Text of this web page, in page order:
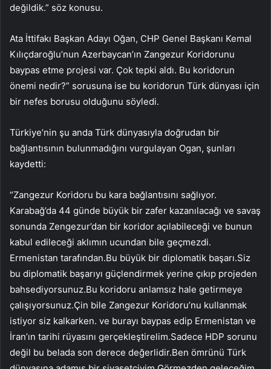
değildik.” söz konusu.
Ata İttifakı Başkan Adayı Oğan, CHP Genel Başkanı Kemal
Kılıçdaroğlu’nun Azerbaycan’ın Zangezur Koridorunu
baypas etme projesi var. Çok tepki aldı. Bu koridorun
önemi nedir?” sorusuna ise bu koridorun Türk dünyası için
bir nefes borusu olduğunu söyledi.
Türkiye’nin şu anda Türk dünyasıyla doğrudan bir
bağlantısının bulunmadığını vurgulayan Ogan, şunları
kaydetti:
“Zangezur Koridoru bu kara bağlantısını sağlıyor.
Karabağ’da 44 günde büyük bir zafer kazanılacağı ve savaş
sonunda Zengezur’dan bir koridor açılabileceği ve bunun
kabul edileceği aklımın ucundan bile geçmezdi.
Ermenistan tarafından.Bu büyük bir diplomatik başarı.Siz
bu diplomatik başarıyı güçlendirmek yerine çıkıp projeden
bahsediyorsunuz.Bu koridoru anlamsız hale getirmeye
çalışıyorsunuz.Çin bile Zangezur Koridoru’nu kullanmak
istiyor siz kalkarken. ve burayı baypas edip Ermenistan ve
İran’ın tarihi rüyasını gerçekleştirelim.Sadece HDP sorunu
değil bu belada son derece değerlidir.Ben ömrünü Türk